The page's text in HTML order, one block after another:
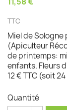
TTC
Miel de
(Apiculteur
de printemps:
enfants. Fleurs
12 € TTC (soit
Quantité